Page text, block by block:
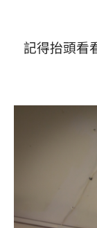
記得抬頭看